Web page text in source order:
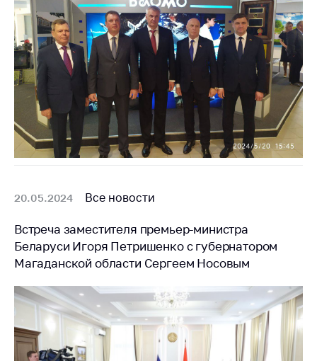
20.05.2024 Все новости
Встреча заместителя премьер-министра
Беларуси Игоря Петришенко с губернатором
Магаданской области Сергеем Носовым